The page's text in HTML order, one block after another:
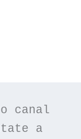
canal
a